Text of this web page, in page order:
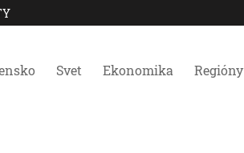
Svet Ekonomika Regióny